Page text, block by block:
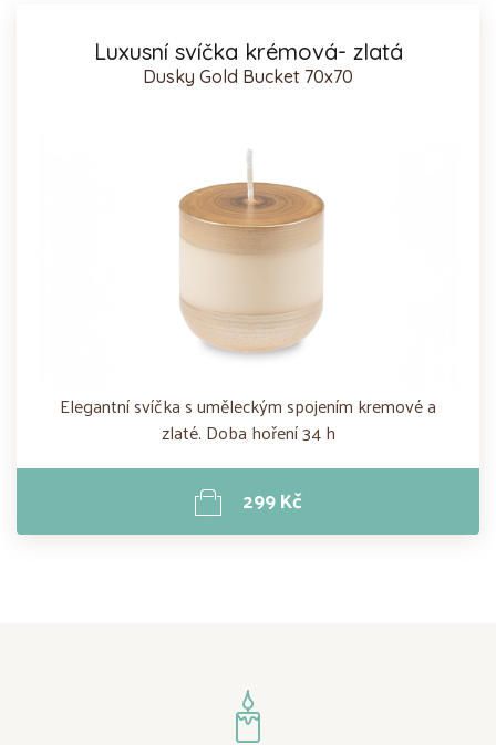
Luxusní svíčka krémová- zlatá
Dusky Gold Bucket 70x70
Elegantní svíčka s uměleckým spojením kremové a
zlaté. Doba hoření 34 h
299 Kč